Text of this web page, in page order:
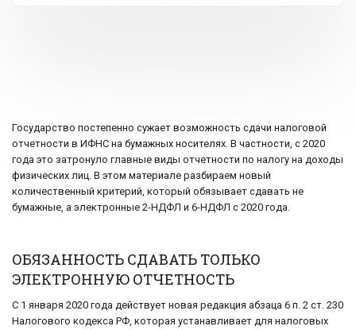
Государство постепенно сужает возможность сдачи налоговой
отчетности в ИФНС на бумажных носителях. В частности, с 2020
года это затронуло главные виды отчетности по налогу на доходы
физических лиц. В этом материале разбираем новый
количественный критерий, который обязывает сдавать не
бумажные, а электронные 2-НДФЛ и 6-НДФЛ с 2020 года.
ОБЯЗАННОСТЬ СДАВАТЬ ТОЛЬКО
ЭЛЕКТРОННУЮ ОТЧЕТНОСТЬ
С 1 января 2020 года действует новая редакция абзаца 6 п. 2 ст. 230
Налогового кодекса РФ, которая устанавливает для налоговых